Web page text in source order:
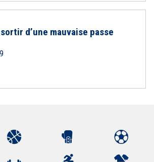
d’une mauvaise passe